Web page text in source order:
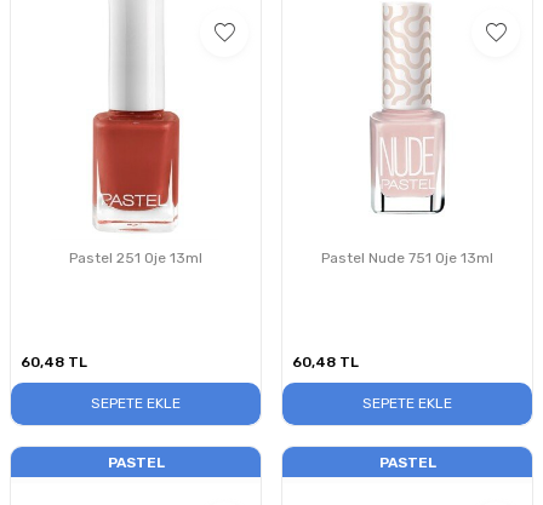
Pastel 251 Oje 13ml
60,48 TL
SEPETE EKLE
Pastel Nude 751 Oje 13ml
60,48 TL
SEPETE EKLE
PASTEL PASTEL